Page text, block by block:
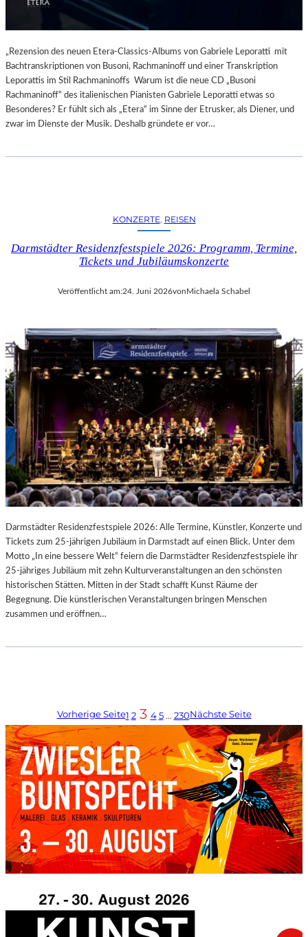
„Rezension des neuen Etera-Classics-Albums von Gabriele Leporatti mit
Bachtranskriptionen von Busoni, Rachmaninoff und einer Transkription
Leporattis im Stil Rachmaninoffs Warum ist die neue CD „Busoni
Rachmaninoff“ des italienischen Pianisten Gabriele Leporatti etwas so
Besonderes? Er fühlt sich als „Etera“ im Sinne der Etrusker, als Diener, und
zwar im Dienste der Musik. Deshalb gründete er vor…
KONZERTE, REISEN
Darmstädter Residenzfestspiele 2026: Programm, Termine,
Tickets und Jubiläumskonzerte
Veröffentlicht am:24. Juni 2026vonMichaela Schabel
Darmstädter Residenzfestspiele 2026: Alle Termine, Künstler, Konzerte und
Tickets zum 25-jährigen Jubiläum in Darmstadt auf einen Blick. Unter dem
Motto „In eine bessere Welt“ feiern die Darmstädter Residenzfestspiele ihr
25-jähriges Jubiläum mit zehn Kulturveranstaltungen an den schönsten
historischen Stätten. Mitten in der Stadt schafft Kunst Räume der
Begegnung. Die künstlerischen Veranstaltungen bringen Menschen
zusammen und eröffnen…
Vorherige Seite1 2 3 4 5 … 230Nächste Seite